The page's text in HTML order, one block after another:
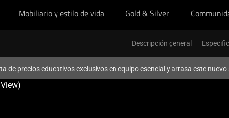
Mobiliario y estilo de vida Gold & Silver
de precios educativos exclusivos en equipo esencial y arrasa este nuevo
Descripción general